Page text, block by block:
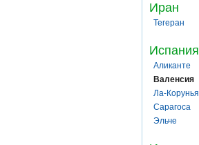
Иран
Тегеран
Испания
Аликанте
Валенсия
Ла-Корунья
Сарагоса
Эльче